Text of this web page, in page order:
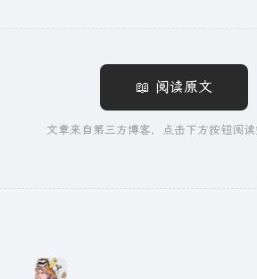
📖 阅读原文
文章来自第三方博客，点击下方按钮阅